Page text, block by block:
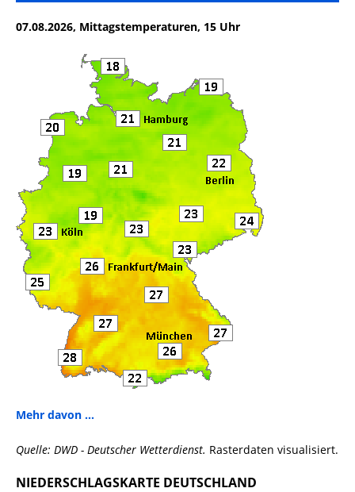
e
b
k
te
r
l n
07.08.2026, Mittagstemperaturen, 15 Uhr
Mehr davon ...
Quelle: DWD - Deutscher Wetterdienst. Rasterdaten visualisiert.
NIEDERSCHLAGSKARTE DEUTSCHLAND